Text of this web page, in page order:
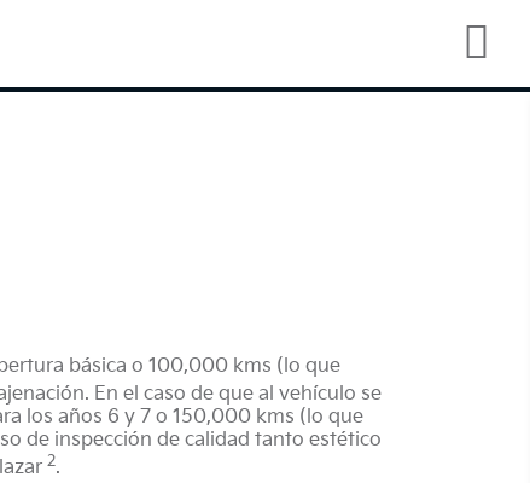
básica o 100,000 kms (lo que
En el caso de que al vehículo se
los años 6 y 7 o 150,000 kms (lo que
de inspección de calidad tanto estético
2.